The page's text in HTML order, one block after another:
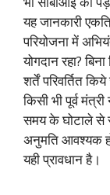
यह जानकारी
परियोजना में
योगदान रहा?
शर्तें परिवर्तित
किसी भी पूर्व
समय के घोटाले से
अनुमति आवश्यक
यही प्रावधान है।